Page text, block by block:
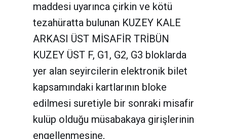
maddesi uyarınca çirkin ve kötü
tezahüratta bulunan KUZEY KALE
ARKASI ÜST MİSAFİR TRİBÜN
KUZEY ÜST F, G1, G2, G3 bloklarda
yer alan seyircilerin elektronik bilet
kapsamındaki kartlarının bloke
edilmesi suretiyle bir sonraki misafir
kulüp olduğu müsabakaya girişlerinin
engellenmesine,